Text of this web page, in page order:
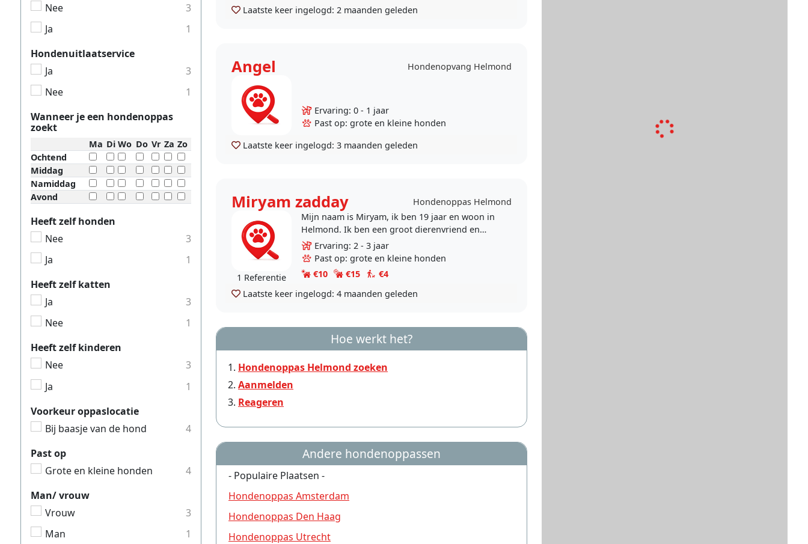
Laatste keer ingelogd: 2 maanden geleden
Angel Hondenopvang Helmond
Ervaring: 0 - 1 jaar
Past op: grote en kleine honden
Laatste keer ingelogd: 3 maanden geleden
Miryam zadday Hondenoppas Helmond
1 Referentie
Mijn naam is Miryam, ik ben 19 jaar en woon in
Helmond. Ik ben een groot dierenvriend en
werk graag met honden. Het lijkt mij erg leuk
om honden uit..
Ervaring: 2 - 3 jaar
Past op: grote en kleine honden
€10
€15
€4
Laatste keer ingelogd: 4 maanden geleden
Hoe werkt het?
Hondenoppas Helmond zoeken
Aanmelden
Reageren
Andere hondenoppassen
- Populaire Plaatsen -
Hondenoppas Amsterdam
Hondenoppas Den Haag
Hondenoppas Utrecht
Nee
3
Ja
1
Hondenuitlaatservice
Ja
3
Nee
1
Wanneer je een hondenoppas
zoekt
Ma Di Wo Do Vr Za Zo
Ochtend
Middag
Namiddag
Avond
Heeft zelf honden
Nee
3
Ja
1
Heeft zelf katten
Ja
3
Nee
1
Heeft zelf kinderen
Nee
3
Ja
1
Voorkeur oppaslocatie
Bij baasje van de hond
4
Past op
Grote en kleine honden
4
Man/ vrouw
Vrouw
3
Man
1